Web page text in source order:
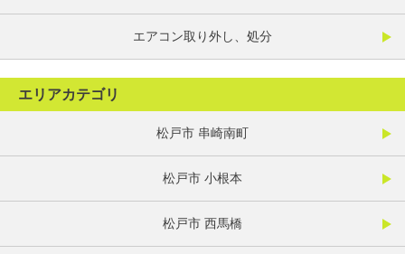
エアコン取り外し、処分
エリアカテゴリ
松戸市 串崎南町
松戸市 小根本
松戸市 西馬橋